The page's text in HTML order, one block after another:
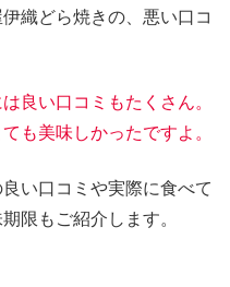
織どら焼きの、悪い口コ
良い口コミもたくさん。
も美味しかったですよ。
い口コミや実際に食べて
限もご紹介します。